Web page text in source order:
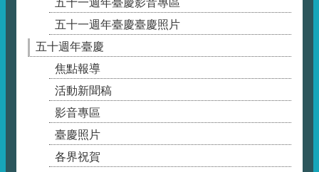
五十一週年臺慶影音專區
五十一週年臺慶臺慶照片
五十週年臺慶
焦點報導
活動新聞稿
影音專區
臺慶照片
各界祝賀